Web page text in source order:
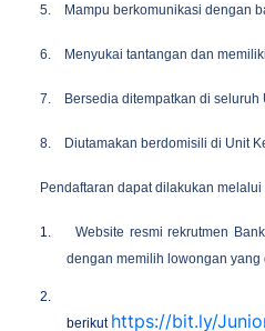
5. Mampu berkomunikasi dengan
6. Menyukai tantangan dan memiliki
7. Bersedia ditempatkan di seluruh
8. Diutamakan berdomisili di Unit
Pendaftaran dapat dilakukan
1. Website resmi rekrutmen
dengan memilih lowongan
2.
berikut https://bit.ly/